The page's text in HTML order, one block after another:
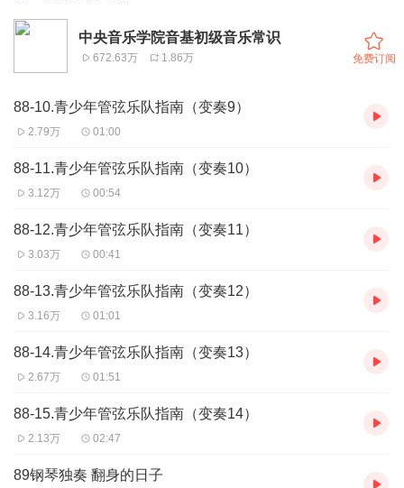
中央音乐学院音基初级音乐常识
672.63万 1.86万 免费订阅
88-10.青少年管弦乐队指南（变奏9）
2.79万 01:00
88-11.青少年管弦乐队指南（变奏10）
3.12万 00:54
88-12.青少年管弦乐队指南（变奏11）
3.03万 00:41
88-13.青少年管弦乐队指南（变奏12）
3.16万 01:01
88-14.青少年管弦乐队指南（变奏13）
2.67万 01:51
88-15.青少年管弦乐队指南（变奏14）
2.13万 02:47
89钢琴独奏 翻身的日子